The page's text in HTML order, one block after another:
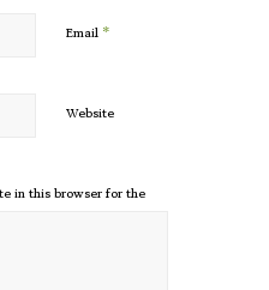
Email *
Website
in this browser for the